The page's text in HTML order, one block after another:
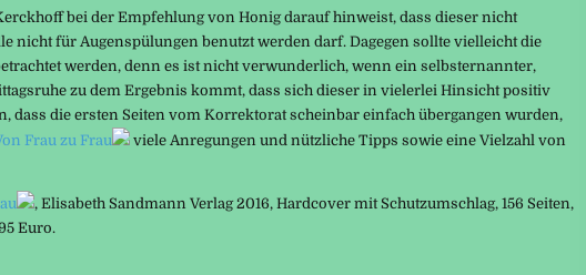
bei der Empfehlung von Honig darauf hinweist, dass dieser nicht
nicht für Augenspülungen benutzt werden darf. Dagegen sollte vielleicht die
werden, denn es ist nicht verwunderlich, wenn ein selbsternannter,
zu dem Ergebnis kommt, dass sich dieser in vielerlei Hinsicht positiv
dass die ersten Seiten vom Korrektorat scheinbar einfach übergangen wurden,
Frau zu Frau
viele Anregungen und nützliche Tipps sowie eine Vielzahl von
, Elisabeth Sandmann Verlag 2016, Hardcover mit Schutzumschlag, 156 Seiten,
Euro.